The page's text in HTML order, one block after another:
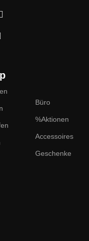
Büro
%Aktionen
Accessoires
Geschenke